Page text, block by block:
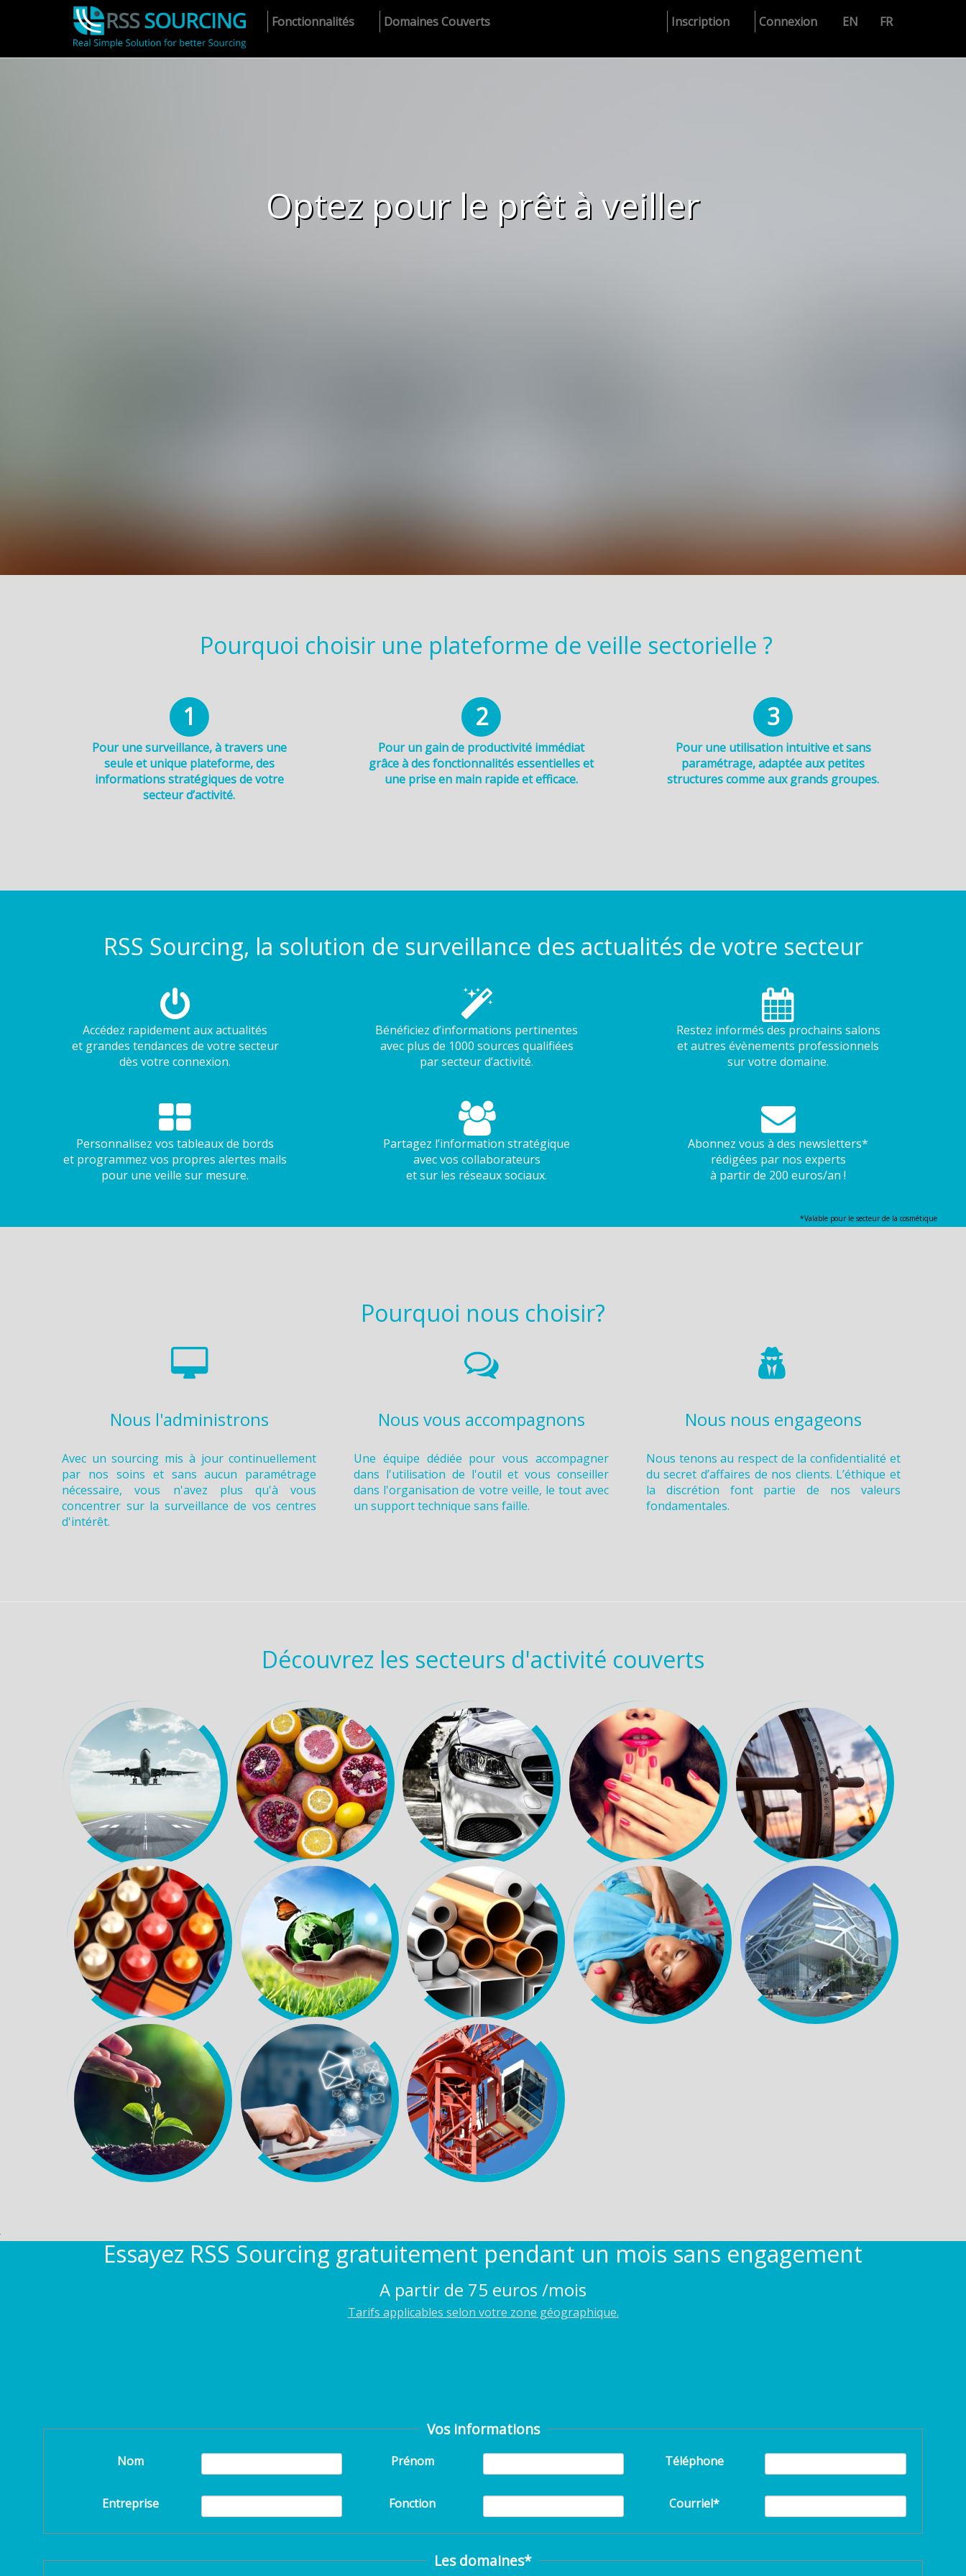
Fonctionnalités Domaines Couverts Inscription Connexion EN FR
Optez pour le prêt à veiller
Pourquoi choisir une plateforme de veille sectorielle ?
1
Pour une surveillance, à travers une
seule et unique plateforme, des
informations stratégiques de votre
secteur d’activité.
2
Pour un gain de productivité immédiat
grâce à des fonctionnalités essentielles et
une prise en main rapide et efficace.
3
Pour une utilisation intuitive et sans
paramétrage, adaptée aux petites
structures comme aux grands groupes.
RSS Sourcing, la solution de surveillance des actualités de votre secteur
Accédez rapidement aux actualités
et grandes tendances de votre secteur
dès votre connexion.
Personnalisez vos tableaux de bords
et programmez vos propres alertes mails
pour une veille sur mesure.
Bénéficiez d’informations pertinentes
avec plus de 1000 sources qualifiées
par secteur d’activité.
Partagez l’information stratégique
avec vos collaborateurs
et sur les réseaux sociaux.
Restez informés des prochains salons
et autres évènements professionnels
sur votre domaine.
Abonnez vous à des newsletters*
rédigées par nos experts
à partir de 200 euros/an !
*Valable pour le secteur de la cosmétique
Pourquoi nous choisir?
Nous l'administrons
Avec un sourcing mis à jour continuellement
par nos soins et sans aucun paramétrage
nécessaire, vous n'avez plus qu'à vous
concentrer sur la surveillance de vos centres
d'intérêt.
Nous vous accompagnons
Une équipe dédiée pour vous accompagner
dans l'utilisation de l'outil et vous conseiller
dans l'organisation de votre veille, le tout avec
un support technique sans faille.
Nous nous engageons
Nous tenons au respect de la confidentialité et
du secret d’affaires de nos clients. L’éthique et
la discrétion font partie de nos valeurs
fondamentales.
Découvrez les secteurs d'activité couverts
Essayez RSS Sourcing gratuitement pendant un mois sans engagement
A partir de 75 euros /mois
Tarifs applicables selon votre zone géographique.
Vos informations
Nom Prénom Téléphone
Entreprise Fonction Courriel*
Les domaines*